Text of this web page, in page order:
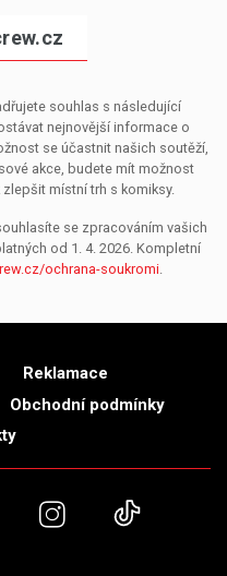
souhlas s následující
nejnovější informace o
se účastnit našich soutěží,
akce, budete mít možnost
místní trh s komiksy.
se zpracováním vašich
od 1. 4. 2026. Kompletní
ochrana-soukromi.
Reklamace
Obchodní podmínky
Instagram